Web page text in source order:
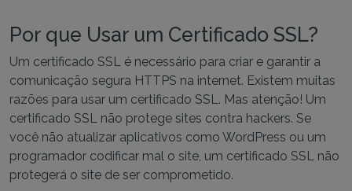
Por que Usar um Certificado SSL?
Um certificado SSL é necessário para criar e garantir a
comunicação segura HTTPS na internet. Existem muitas
razões para usar um certificado SSL. Mas atenção! Um
certificado SSL não protege sites contra hackers. Se
você não atualizar aplicativos como WordPress ou um
programador codificar mal o site, um certificado SSL não
protegerá o site de ser comprometido.